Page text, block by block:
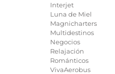
Interjet
Luna de Miel
Magnicharters
Multidestinos
Negocios
Relajación
Románticos
VivaAerobus